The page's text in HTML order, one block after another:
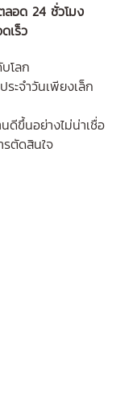
ลอด 24 ชั่วโมง
เร็ว
โลก
ะจำวันเพียงเล็ก
ดีขึ้นอย่างไม่น่าเชื่อ
ตัดสินใจ